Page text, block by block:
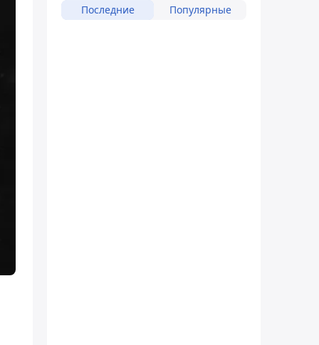
Последние Популярные